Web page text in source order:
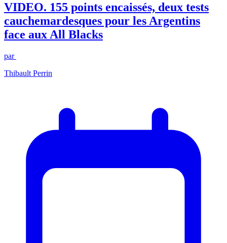
VIDEO. 155 points encaissés, deux tests
cauchemardesques pour les Argentins
face aux All Blacks
par
Thibault Perrin